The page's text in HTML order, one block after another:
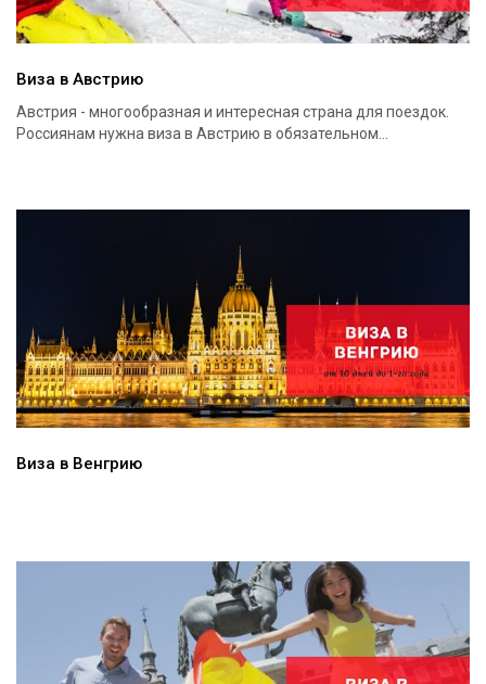
Виза в Австрию
Австрия - многообразная и интересная страна для поездок.
Россиянам нужна виза в Австрию в обязательном...
Виза в Венгрию